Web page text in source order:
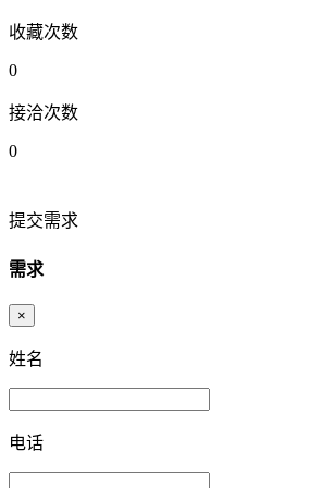
收藏次数
0
接洽次数
0
提交需求
需求
×
姓名
电话